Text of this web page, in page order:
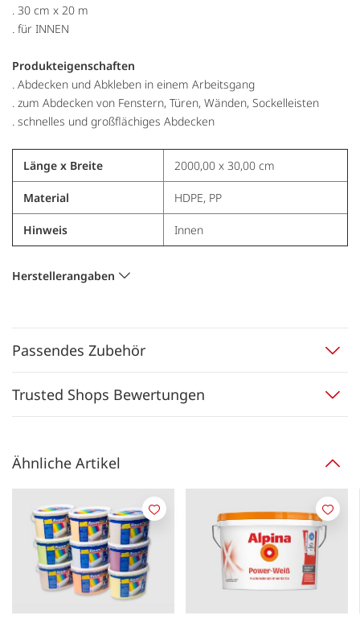
. 30 cm x 20 m
. für INNEN
Produkteigenschaften
. Abdecken und Abkleben in einem Arbeitsgang
. zum Abdecken von Fenstern, Türen, Wänden, Sockelleisten
. schnelles und großflächiges Abdecken
Länge x Breite 2000,00 x 30,00 cm
Material HDPE, PP
Hinweis Innen
Herstellerangaben
Passendes Zubehör
Trusted Shops Bewertungen
Ähnliche Artikel
Merken